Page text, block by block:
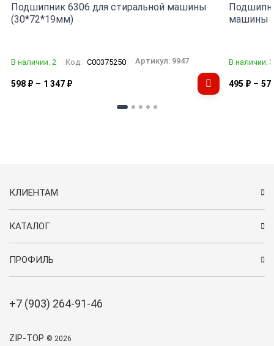
Подшипник 6306 для стиральной машины
(30*72*19мм)
В наличии: 2 Код: C00375250 Артикул: 9947
598 ₽– 1 347 ₽
машины
В наличии: 3
495 ₽ –
ZIP-TOP © 2026
КЛИЕНТАМ
КАТАЛОГ
ПРОФИЛЬ
+7 (903) 264-91-46